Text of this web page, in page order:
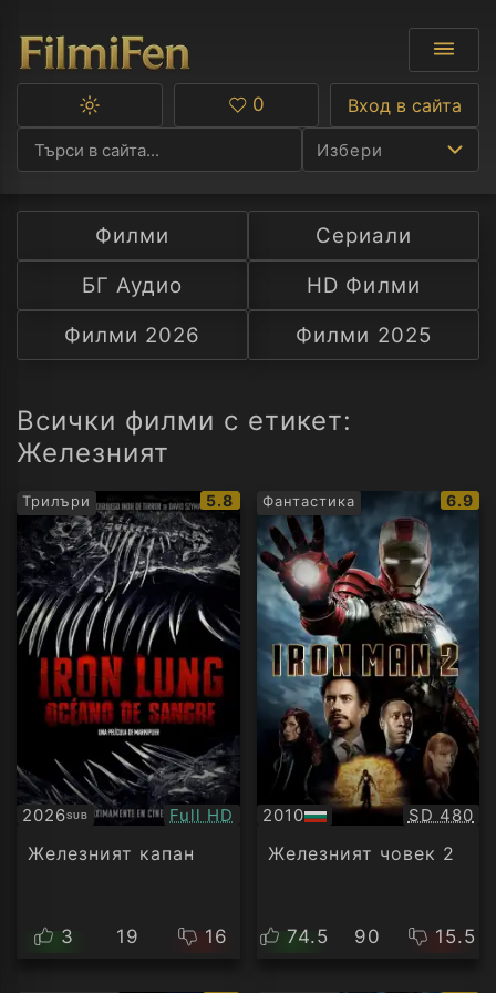
Избери
Ф
С
А
Превключване
тъмна
тема
Любими
0 Вход в сайта
Филми
Сериали
БГ Аудио
HD Филми
Филми 2026
Филми 2025
Всички филми с етикет:
Железният
Трилъри
IMDb
рейтинг:
5.8
2026SUB
Субтитри Качество:
Full HD
Железният капан
3 19 16
Фантастика
IMDb
6.9
2010
БГ
аудио
SD 480
Железният човек 2
74.5 90 15.5